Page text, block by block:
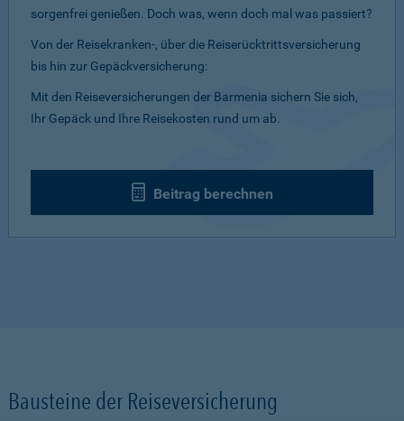
sorgenfrei genießen. Doch was, wenn doch mal was passiert?
Von der Reisekranken-, über die Reiserücktrittsversicherung
bis hin zur Gepäckversicherung:
Mit den Reiseversicherungen der Barmenia sichern Sie sich,
Ihr Gepäck und Ihre Reisekosten rund um ab.
Beitrag berechnen
Bausteine der Reiseversicherung